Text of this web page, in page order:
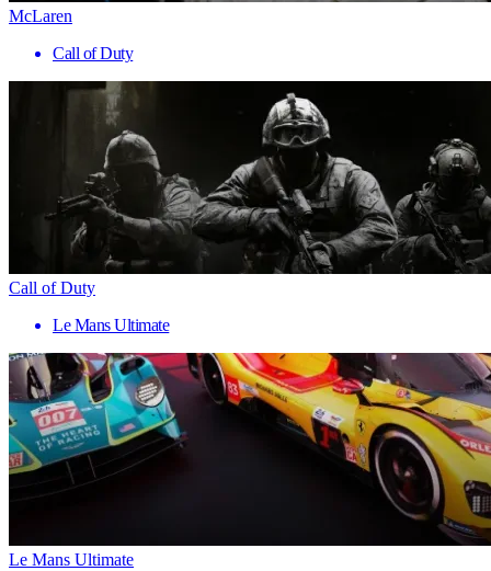
McLaren
Call of Duty
Call of Duty
Le Mans Ultimate
Le Mans Ultimate